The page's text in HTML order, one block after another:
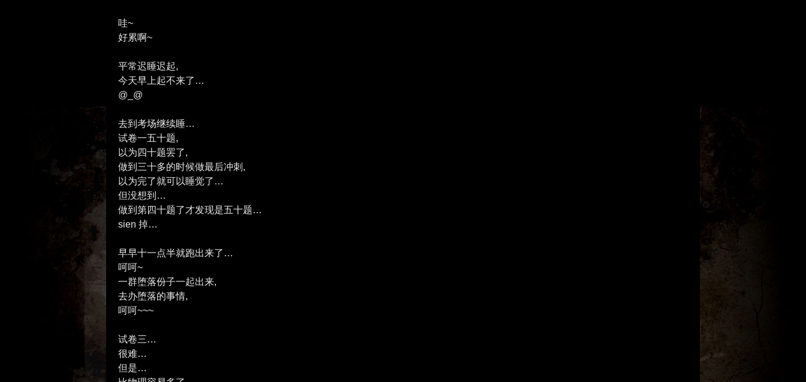
哇~
好累啊~
平常迟睡迟起,
今天早上起不来了…
@_@
去到考场继续睡…
试卷一五十题,
以为四十题罢了,
做到三十多的时候做最后冲刺,
以为完了就可以睡觉了…
但没想到…
做到第四十题了才发现是五十题…
sien 掉…
早早十一点半就跑出来了…
呵呵~
一群堕落份子一起出来,
去办堕落的事情,
呵呵~~~
试卷三…
很难…
但是…